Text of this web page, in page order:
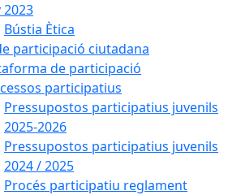
2023
Bústia Ètica
participació ciutadana
de participació
participatius
Pressupostos participatius juvenils
2025-2026
Pressupostos participatius juvenils
2024 / 2025
Procés participatiu reglament